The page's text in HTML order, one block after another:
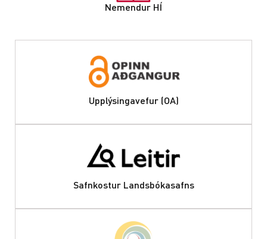
Nemendur HÍ
Upplýsingavefur (OA)
Safnkostur Landsbókasafns